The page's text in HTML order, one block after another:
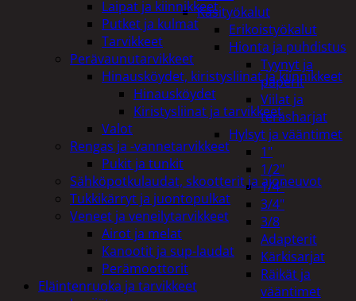
Käsityökalut
Erikoistyökalut
Hionta ja puhdistus
Tyynyt ja
paperit
Viilat ja
teräsharjat
Hylsyt ja vääntimet
1"
1/2"
1/4"
3/4"
3/8
Adapterit
Kärkisarjat
Räikät ja
vääntimet
Laipat ja kiinnikkeet
Putket ja kulmat
Tarvikkeet
Perävaunutarvikkeet
Hinausköydet, kiristysliinat ja kiinnikkeet
Hinausköydet
Kiristysliinat ja tarvikkeet
Valot
Rengas ja -vannetarvikkeet
Pukit ja tunkit
Sähköpotkulaudat, skootterit ja ajoneuvot
Tukkikärryt ja juontopulkat
Veneet ja veneilytarvikkeet
Airot ja melat
Kanootit ja sup-laudat
Perämoottorit
Eläintenruoka ja tarvikkeet